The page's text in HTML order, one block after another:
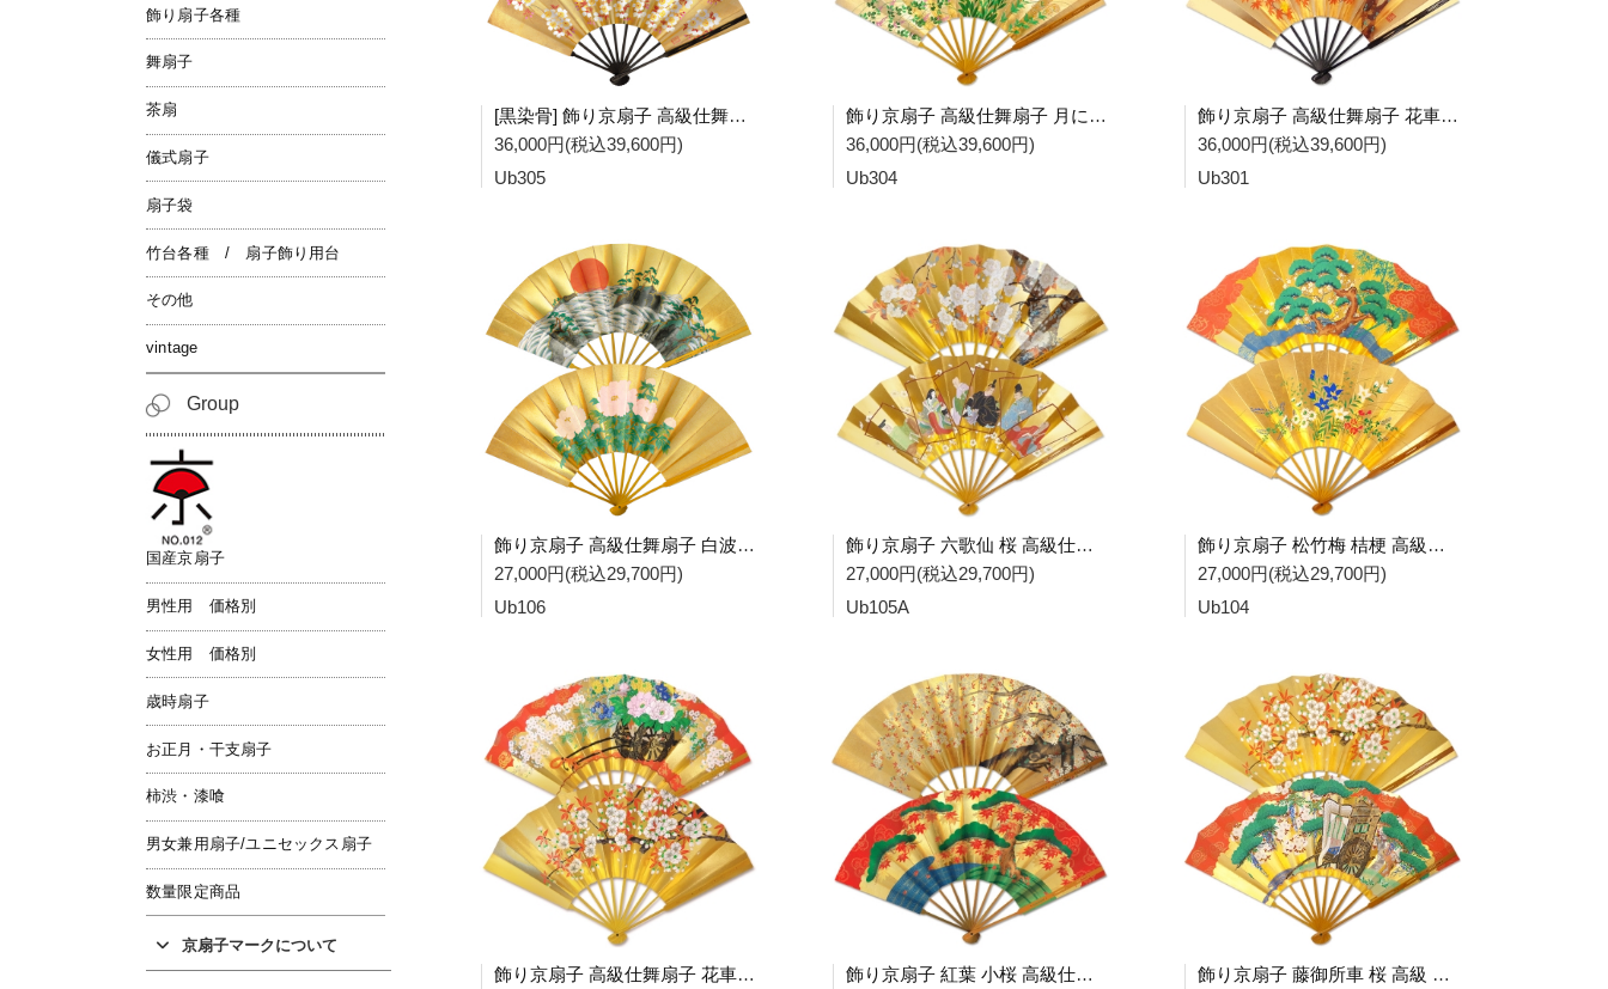
[黒染骨] 飾り京扇子 高級仕舞扇子 月に秋草 桜 Ub305
36,000円(税込39,600円)
Ub305
飾り京扇子 高級仕舞扇子 月に秋草 桜 Ub304
36,000円(税込39,600円)
Ub304
飾り京扇子 高級仕舞扇子 花車 紅葉 Ub301
36,000円(税込39,600円)
Ub301
飾り京扇子 高級仕舞扇子 白波に日の出 牡丹 Ub106
27,000円(税込29,700円)
Ub106
飾り京扇子 六歌仙 桜 高級仕舞い扇子【卵染め竹】 Ub105A
27,000円(税込29,700円)
Ub105A
飾り京扇子 松竹梅 桔梗 高級仕舞扇子 Ub104
27,000円(税込29,700円)
Ub104
飾り京扇子 高級仕舞扇子 花車 桜 Ub103 飾り京扇子 紅葉 小桜 高級仕舞扇子 Ub102 飾り京扇子 藤御所車 桜 高級 仕舞扇子 Ub101
飾り扇子各種
舞扇子
茶扇
儀式扇子
扇子袋
竹台各種 / 扇子飾り用台
その他
vintage
Group
国産京扇子
男性用 価格別
女性用 価格別
歳時扇子
お正月・干支扇子
柿渋・漆喰
男女兼用扇子/ユニセックス扇子
数量限定商品
京扇子マークについて